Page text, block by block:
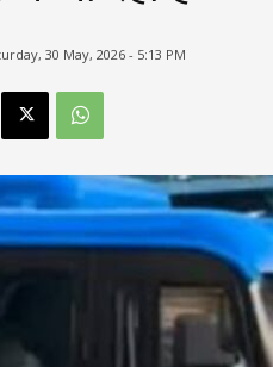
30 May, 2026 - 5:13 PM